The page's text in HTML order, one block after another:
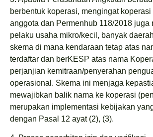
berbentuk koperasi, mengingat
anggota dan Permenhub 118/2018 juga
pelaku usaha mikro/kecil, banyak
skema di mana kendaraan tetap atas
terdaftar dan berKESP atas nama
perjanjian kemitraan/penyerahan
operasional. Skema ini menjaga
mewajibkan balik nama ke koperasi
merupakan implementasi kebijakan
dengan Pasal 12 ayat (2), (3).